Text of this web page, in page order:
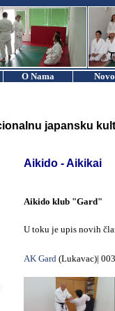
O Nama
japansku
Aikido - Aikikai
Aikido klub "Gard"
U toku je upis novih
AK Gard (Lukavac)|